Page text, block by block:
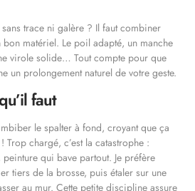
trace ni galère ? Il faut combiner
bon matériel. Le poil adapté, un manche
virole solide… Tout compte pour que
un prolongement naturel de votre geste.
faut
le spalter à fond, croyant que ça
chargé, c’est la catastrophe :
qui bave partout. Je préfère
tiers de la brosse, puis étaler sur une
au mur. Cette petite discipline assure